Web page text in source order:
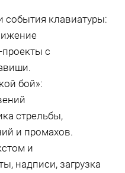
события клавиатуры:
с
бой»:
стрельбы,
и промахов.
и
надписи, загрузка